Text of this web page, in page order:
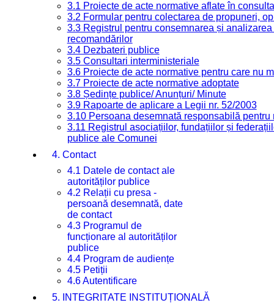
3.1 Proiecte de acte normative aflate în
3.2 Formular pentru colectarea de propuneri,
3.3 Registrul pentru consemnarea și
recomandărilor
3.4 Dezbateri publice
3.5 Consultari interministeriale
3.6 Proiecte de acte normative pentru care nu
3.7 Proiecte de acte normative adoptate
3.8 Ședințe publice/ Anunțuri/ Minute
3.9 Rapoarte de aplicare a Legii nr. 52/2003
3.10 Persoana desemnată responsabilă
3.11 Registrul asociațiilor, fundațiilor și
publice ale Comunei
4. Contact
4.1 Datele de contact ale
autorităților publice
4.2 Relații cu presa -
persoană desemnată, date
de contact
4.3 Programul de
funcționare al autorităților
publice
4.4 Program de audiențe
4.5 Petiții
4.6 Autentificare
5. INTEGRITATE INSTITUȚIONALĂ